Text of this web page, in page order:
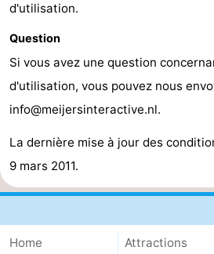
d'utilisation.
Question
Si vous avez une question
d'utilisation, vous pouvez nous
info@meijersinteractive.nl.
La dernière mise à jour des
9 mars 2011.
Home
Attractions